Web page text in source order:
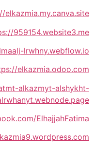
elkazmia.my.canva.site
959154.website3.me
lrwhny.webflow.io
elkazmia.odoo.com
alkazmyt-alshykht-
ElhajjahFatima